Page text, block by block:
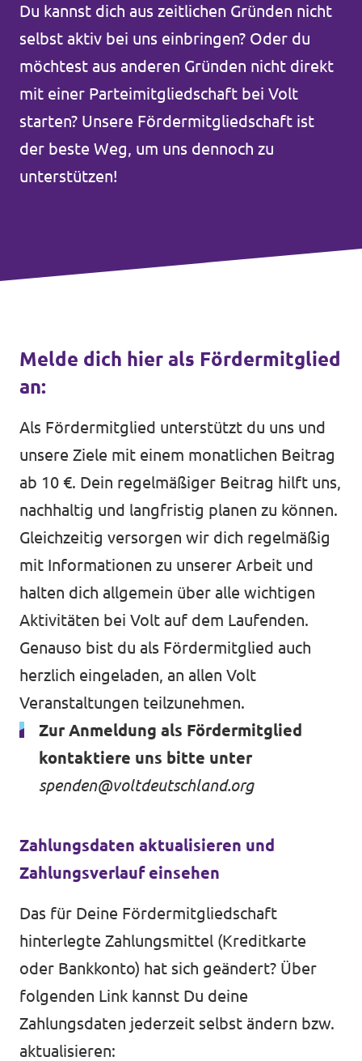
Volt Deutschland Merchandise Shop
Unsere Events
Presse
Mache bei uns mit!
Transparenz
Datenschutz
Impressum
Du kannst dich aus zeitlichen Gründen nicht
selbst aktiv bei uns einbringen? Oder du
möchtest aus anderen Gründen nicht direkt
mit einer Parteimitgliedschaft bei Volt
starten? Unsere Fördermitgliedschaft ist
der beste Weg, um uns dennoch zu
unterstützen!
Melde dich hier als Fördermitglied
an:
Als Fördermitglied unterstützt du uns und
unsere Ziele mit einem monatlichen Beitrag
ab 10 €. Dein regelmäßiger Beitrag hilft uns,
nachhaltig und langfristig planen zu können.
Gleichzeitig versorgen wir dich regelmäßig
mit Informationen zu unserer Arbeit und
halten dich allgemein über alle wichtigen
Aktivitäten bei Volt auf dem Laufenden.
Genauso bist du als Fördermitglied auch
herzlich eingeladen, an allen Volt
Veranstaltungen teilzunehmen.
Zur Anmeldung als Fördermitglied
kontaktiere uns bitte unter
spenden@voltdeutschland.org
Zahlungsdaten aktualisieren und
Zahlungsverlauf einsehen
Das für Deine Fördermitgliedschaft
hinterlegte Zahlungsmittel (Kreditkarte
oder Bankkonto) hat sich geändert? Über
folgenden Link kannst Du deine
Zahlungsdaten jederzeit selbst ändern bzw.
aktualisieren: